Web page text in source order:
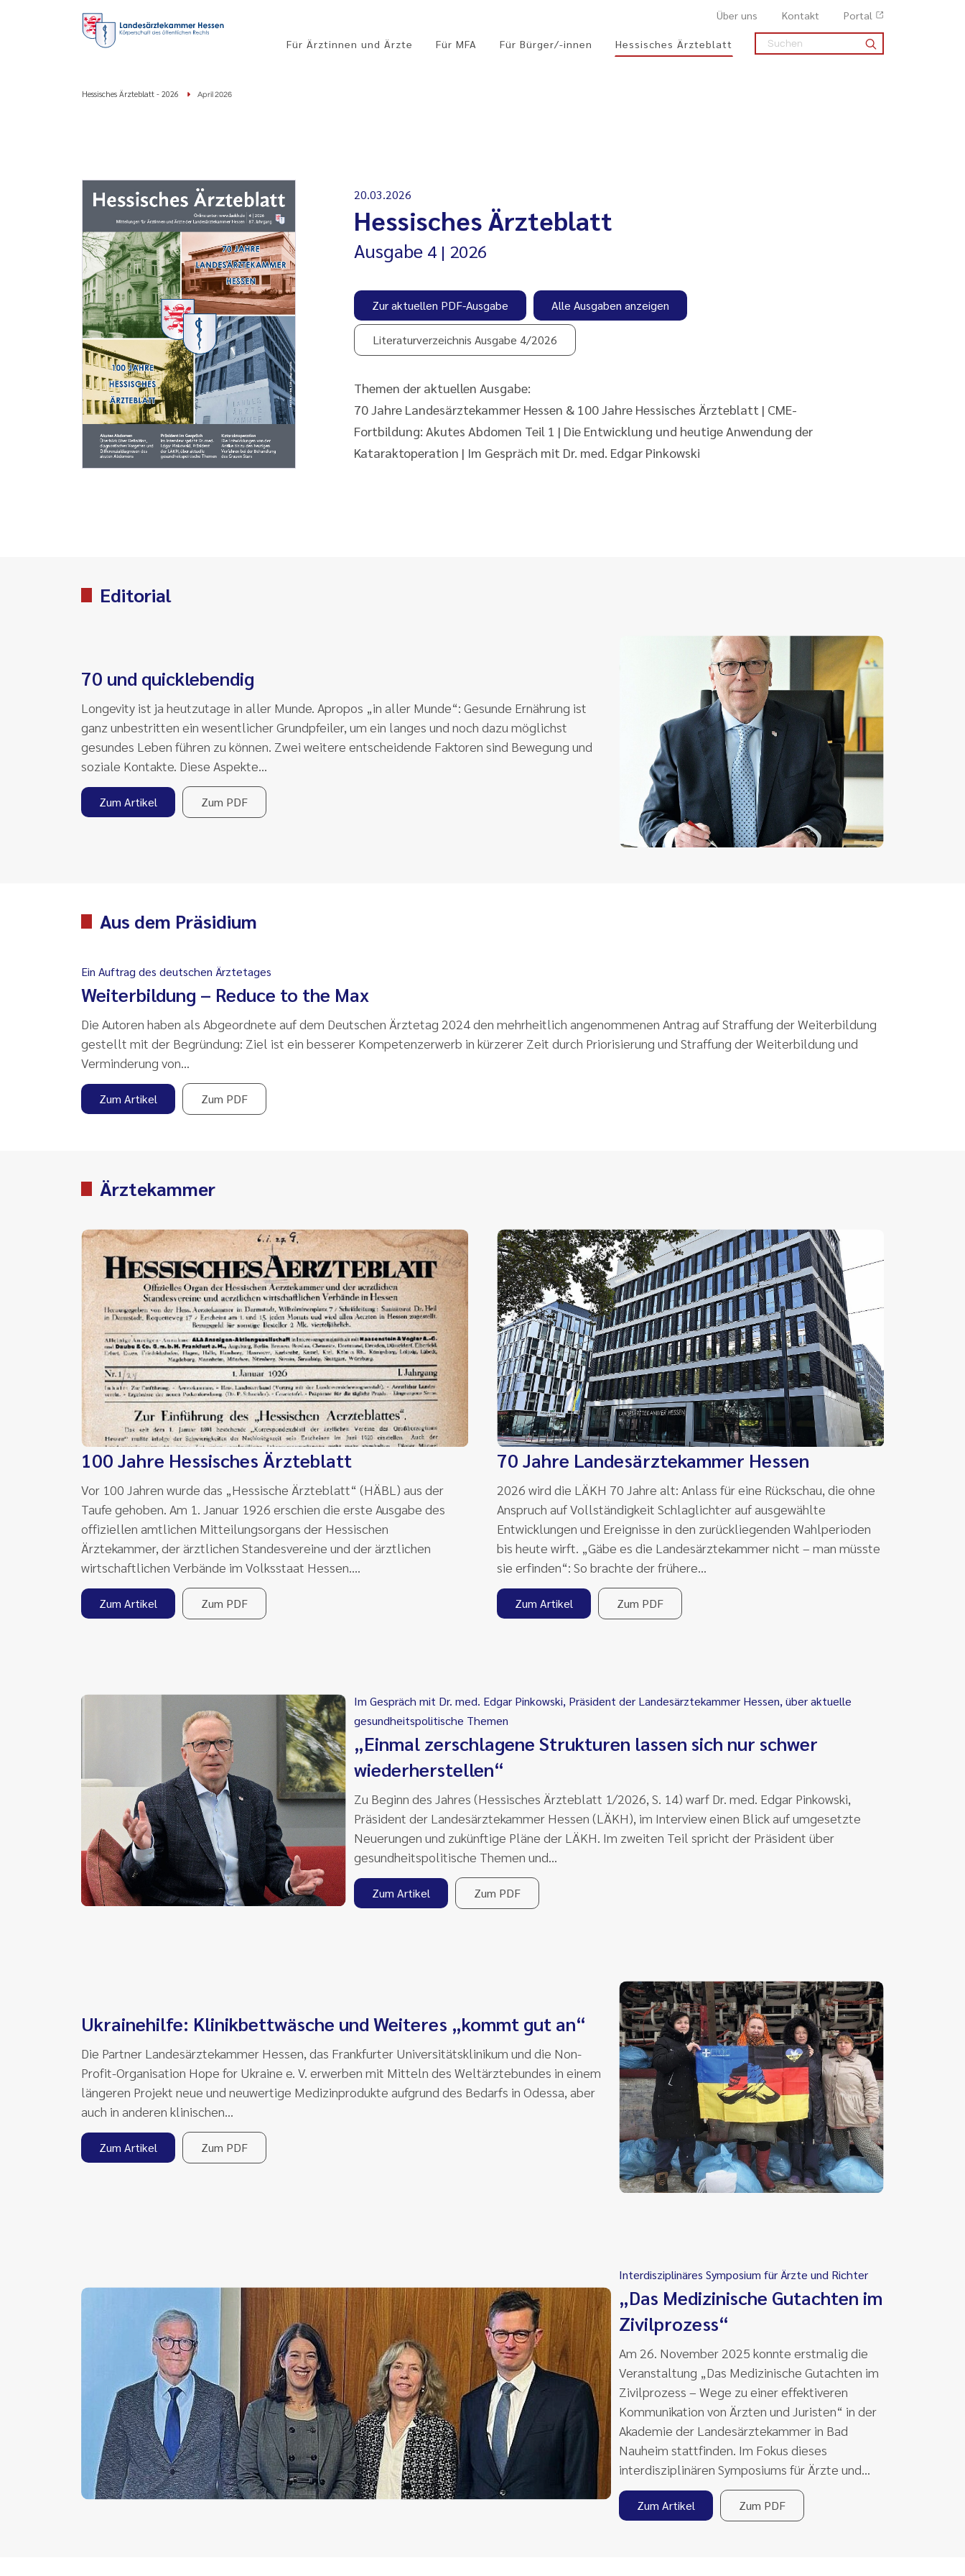
Über uns Kontakt Portal
Für Ärztinnen und Ärzte Für MFA Für Bürger/-innen Hessisches Ärzteblatt
Hessisches Ärzteblatt - 2026 April 2026
20.03.2026
Hessisches Ärzteblatt
Ausgabe 4 2026
Zur aktuellen PDF-Ausgabe Alle Ausgaben anzeigen
Literaturverzeichnis Ausgabe 4/2026
Themen der aktuellen Ausgabe:
70 Jahre Landesärztekammer Hessen & 100 Jahre Hessisches Ärzteblatt | CME-
Fortbildung: Akutes Abdomen Teil 1 | Die Entwicklung und heutige Anwendung der
Kataraktoperation | Im Gespräch mit Dr. med. Edgar Pinkowski
Editorial
70 und quicklebendig
Longevity ist ja heutzutage in aller Munde. Apropos „in aller Munde“: Gesunde Ernährung ist
ganz unbestritten ein wesentlicher Grundpfeiler, um ein langes und noch dazu möglichst
gesundes Leben führen zu können. Zwei weitere entscheidende Faktoren sind Bewegung und
soziale Kontakte. Diese Aspekte…
Zum Artikel Zum PDF
Aus dem Präsidium
Ein Auftrag des deutschen Ärztetages
Weiterbildung – Reduce to the Max
Die Autoren haben als Abgeordnete auf dem Deutschen Ärztetag 2024 den mehrheitlich angenommenen Antrag auf Straffung der Weiterbildung
gestellt mit der Begründung: Ziel ist ein besserer Kompetenzerwerb in kürzerer Zeit durch Priorisierung und Straffung der Weiterbildung und
Verminderung von…
Zum Artikel Zum PDF
Ärztekammer
100 Jahre Hessisches Ärzteblatt
Vor 100 Jahren wurde das „Hessische Ärzteblatt“ (HÄBL) aus der
Taufe gehoben. Am 1. Januar 1926 erschien die erste Ausgabe des
offiziellen amtlichen Mitteilungsorgans der Hessischen
Ärztekammer, der ärztlichen Standesvereine und der ärztlichen
wirtschaftlichen Verbände im Volksstaat Hessen.…
Zum Artikel Zum PDF
70 Jahre Landesärztekammer Hessen
2026 wird die LÄKH 70 Jahre alt: Anlass für eine Rückschau, die ohne
Anspruch auf Vollständigkeit Schlaglichter auf ausgewählte
Entwicklungen und Ereignisse in den zurückliegenden Wahlperioden
bis heute wirft. „Gäbe es die Landesärztekammer nicht – man müsste
sie erfinden“: So brachte der frühere…
Zum Artikel Zum PDF
Im Gespräch mit Dr. med. Edgar Pinkowski, Präsident der Landesärztekammer Hessen, über aktuelle
gesundheitspolitische Themen
„Einmal zerschlagene Strukturen lassen sich nur schwer
wiederherstellen“
Zu Beginn des Jahres (Hessisches Ärzteblatt 1/2026, S. 14) warf Dr. med. Edgar Pinkowski,
Präsident der Landesärztekammer Hessen (LÄKH), im Interview einen Blick auf umgesetzte
Neuerungen und zukünftige Pläne der LÄKH. Im zweiten Teil spricht der Präsident über
gesundheitspolitische Themen und…
Zum Artikel Zum PDF
Ukrainehilfe: Klinikbettwäsche und Weiteres „kommt gut an“
Die Partner Landesärztekammer Hessen, das Frankfurter Universitätsklinikum und die Non-
Profit-Organisation Hope for Ukraine e. V. erwerben mit Mitteln des Weltärztebundes in einem
längeren Projekt neue und neuwertige Medizinprodukte aufgrund des Bedarfs in Odessa, aber
auch in anderen klinischen…
Zum Artikel Zum PDF
Interdisziplinäres Symposium für Ärzte und Richter
„Das Medizinische Gutachten im
Zivilprozess“
Am 26. November 2025 konnte erstmalig die
Veranstaltung „Das Medizinische Gutachten im
Zivilprozess – Wege zu einer effektiveren
Kommunikation von Ärzten und Juristen“ in der
Akademie der Landesärztekammer in Bad
Nauheim stattfinden. Im Fokus dieses
interdisziplinären Symposiums für Ärzte und…
Zum Artikel Zum PDF